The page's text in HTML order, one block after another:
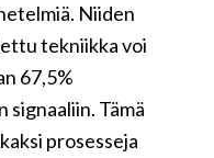
Niiden
tekniikka voi
67,5%
signaaliin. Tämä
prosesseja